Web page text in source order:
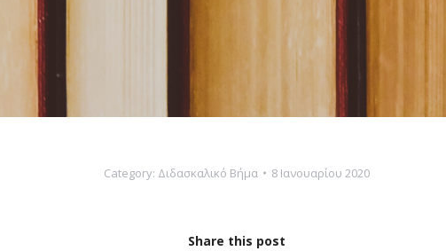
Category: Διδασκαλικό Βήμα 8 Ιανουαρίου 2020
Share this post